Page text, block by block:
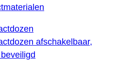
afschakelbaar,